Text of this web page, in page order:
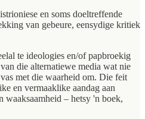
en soms doeltreffende
van gebeure, eensydige kritiek
te ideologies en/of papbroekig
die alternatiewe media wat nie
met die waarheid om. Die feit
en vermaaklike aandag aan
waaksaamheid – hetsy 'n boek,